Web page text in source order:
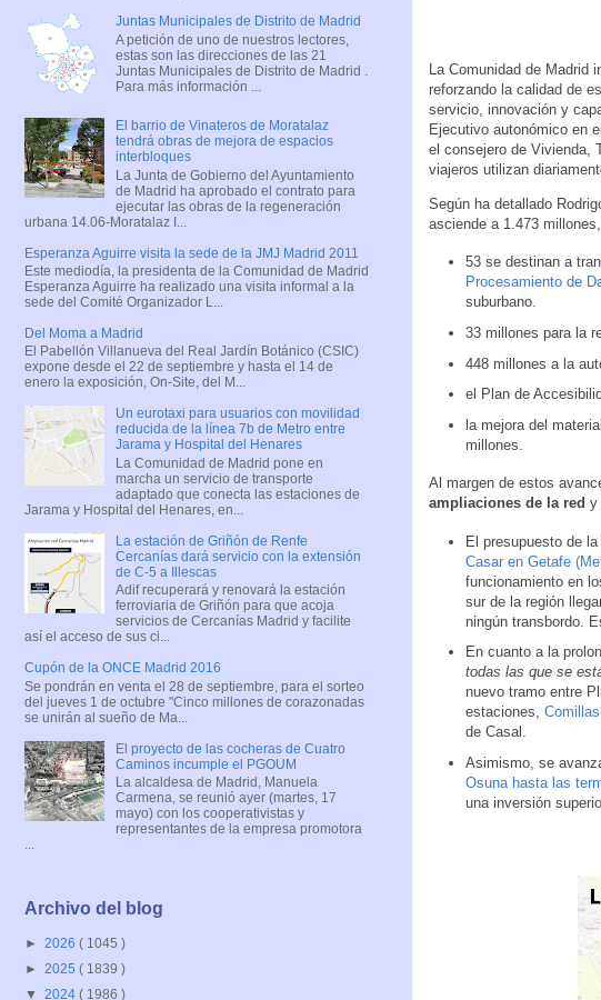
La Comunidad de
reforzando la calidad de
servicio, innovación y
Ejecutivo autonómico en
el consejero de Vivienda,
viajeros utilizan
Según ha detallado
asciende a 1.473
53 se destinan a
Procesamiento de
suburbano.
33 millones para la
448 millones a la
el Plan de
la mejora del
millones.
Al margen de estos
ampliaciones de la red y
El presupuesto de la
Casar en Getafe
funcionamiento en
sur de la región
ningún transbordo.
En cuanto a la
todas las que se
nuevo tramo entre
estaciones, Comillas
de Casal.
Asimismo, se
Osuna hasta las
una inversión
Juntas Municipales de Distrito de Madrid
A petición de uno de nuestros lectores,
estas son las direcciones de las 21
Juntas Municipales de Distrito de Madrid .
Para más información ...
El barrio de Vinateros de Moratalaz
tendrá obras de mejora de espacios
interbloques
La Junta de Gobierno del Ayuntamiento
de Madrid ha aprobado el contrato para
ejecutar las obras de la regeneración
urbana 14.06-Moratalaz I...
Esperanza Aguirre visita la sede de la JMJ Madrid 2011
Este mediodía, la presidenta de la Comunidad de Madrid
Esperanza Aguirre ha realizado una visita informal a la
sede del Comité Organizador L...
Del Moma a Madrid
El Pabellón Villanueva del Real Jardín Botánico (CSIC)
expone desde el 22 de septiembre y hasta el 14 de
enero la exposición, On-Site, del M...
Un eurotaxi para usuarios con movilidad
reducida de la línea 7b de Metro entre
Jarama y Hospital del Henares
La Comunidad de Madrid pone en
marcha un servicio de transporte
adaptado que conecta las estaciones de
Jarama y Hospital del Henares, en...
La estación de Griñón de Renfe
Cercanías dará servicio con la extensión
de C-5 a Illescas
Adif recuperará y renovará la estación
ferroviaria de Griñón para que acoja
servicios de Cercanías Madrid y facilite
así el acceso de sus ci...
Cupón de la ONCE Madrid 2016
Se pondrán en venta el 28 de septiembre, para el sorteo
del jueves 1 de octubre "Cinco millones de corazonadas
se unirán al sueño de Ma...
El proyecto de las cocheras de Cuatro
Caminos incumple el PGOUM
La alcaldesa de Madrid, Manuela
Carmena, se reunió ayer (martes, 17
mayo) con los cooperativistas y
representantes de la empresa promotora
...
Archivo del blog
► 2026 ( 1045 )
► 2025 ( 1839 )
▼ 2024 ( 1986 )